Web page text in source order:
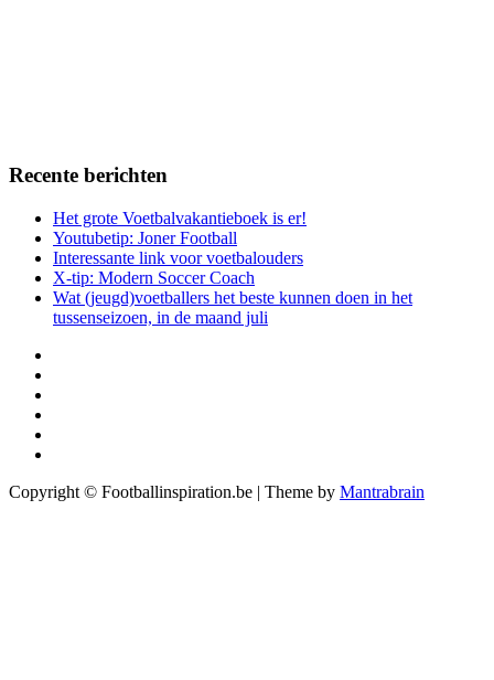
Recente berichten
Het grote Voetbalvakantieboek is er!
Youtubetip: Joner Football
Interessante link voor voetbalouders
X-tip: Modern Soccer Coach
Wat (jeugd)voetballers het beste kunnen doen in het
tussenseizoen, in de maand juli
Copyright © Footballinspiration.be | Theme by Mantrabrain